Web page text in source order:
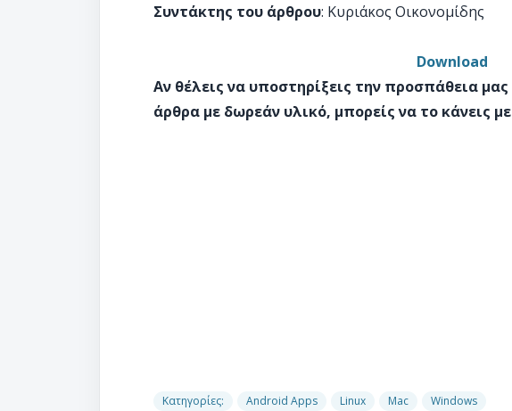
Συντάκτης του άρθρου: Κυριάκος Οικονομίδης
Download
Αν θέλεις να υποστηρίξεις την προσπάθεια
άρθρα με δωρεάν υλικό, μπορείς να το κάνεις
Κατηγορίες: Android Apps Linux Mac Windows